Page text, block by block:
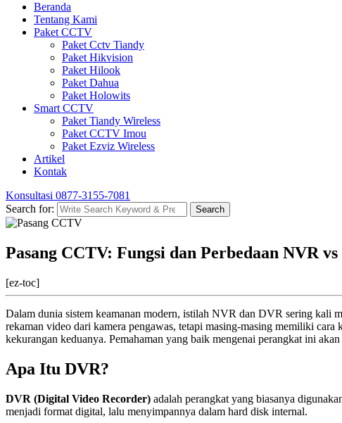
Beranda
Tentang Kami
Paket CCTV
Paket Cctv Tiandy
Paket Hikvision
Paket Hilook
Paket Dahua
Paket Holowits
Smart CCTV
Paket Tiandy Wireless
Paket CCTV Imou
Paket Ezviz Wireless
Artikel
Kontak
Konsultasi 0877-3155-7081
Search for:
Search
Pasang CCTV: Fungsi dan Perbedaan NVR
[ez-toc]
Dalam dunia sistem keamanan modern, istilah NVR dan DVR sering kali
rekaman video dari kamera pengawas, tetapi masing-masing memiliki
kekurangan keduanya. Pemahaman yang baik mengenai perangkat ini
Apa Itu DVR?
DVR (Digital Video Recorder) adalah perangkat yang biasanya
menjadi format digital, lalu menyimpannya dalam hard disk internal.